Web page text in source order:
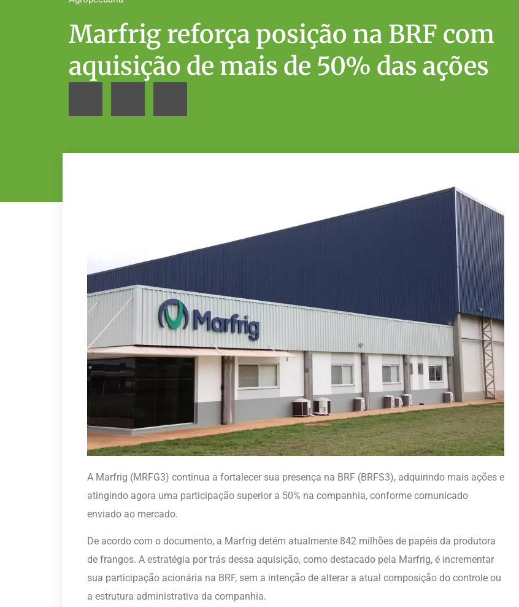
Marfrig reforça posição na BRF com
aquisição de mais de 50% das ações
A Marfrig (MRFG3) continua a fortalecer sua presença na BRF (BRFS3), adquirindo mais ações e
atingindo agora uma participação superior a 50% na companhia, conforme comunicado
enviado ao mercado.
De acordo com o documento, a Marfrig detém atualmente 842 milhões de papéis da produtora
de frangos. A estratégia por trás dessa aquisição, como destacado pela Marfrig, é incrementar
sua participação acionária na BRF, sem a intenção de alterar a atual composição do controle ou
a estrutura administrativa da companhia.